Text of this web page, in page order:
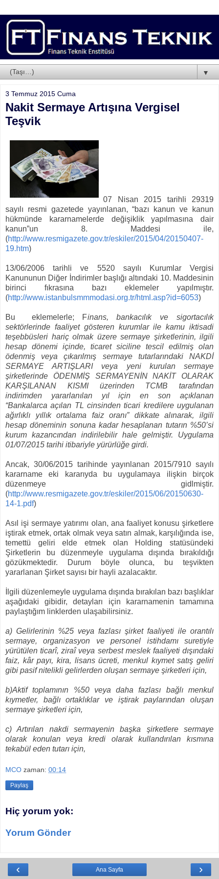
▼
3 Temmuz 2015 Cuma
Nakit Sermaye Artışına Vergisel
Teşvik
07 Nisan 2015 tarihli 29319
sayılı resmi gazetede yayınlanan, “bazı kanun ve kanun
hükmünde kararnamelerde değişiklik yapılmasına dair
kanun”un 8. Maddesi ile,
(http://www.resmigazete.gov.tr/eskiler/2015/04/20150407-
19.htm)
13/06/2006 tarihli ve 5520 sayılı Kurumlar Vergisi
Kanununun Diğer İndirimler başlığı altındaki 10. Maddesinin
birinci fıkrasına bazı eklemeler yapılmıştır.
(http://www.istanbulsmmmodasi.org.tr/html.asp?id=6053)
Bu eklemelerle; Finans, bankacılık ve sigortacılık
sektörlerinde faaliyet gösteren kurumlar ile kamu iktisadi
teşebbüsleri hariç olmak üzere sermaye şirketlerinin, ilgili
hesap dönemi içinde, ticaret siciline tescil edilmiş olan
ödenmiş veya çıkarılmış sermaye tutarlarındaki NAKDİ
SERMAYE ARTIŞLARI veya yeni kurulan sermaye
şirketlerinde ÖDENMİŞ SERMAYENİN NAKİT OLARAK
KARŞILANAN KISMI üzerinden TCMB tarafından
indirimden yararlanılan yıl için en son açıklanan
“Bankalarca açılan TL cinsinden ticari kredilere uygulanan
ağırlıklı yıllık ortalama faiz oranı” dikkate alınarak, ilgili
hesap döneminin sonuna kadar hesaplanan tutarın %50’si
kurum kazancından indirilebilir hale gelmiştir. Uygulama
01/07/2015 tarihi itibariyle yürürlüğe girdi.
Ancak, 30/06/2015 tarihinde yayınlanan 2015/7910 sayılı
kararname eki kararıyda bu uygulamaya ilişkin birçok
düzenmeye gidlmiştir.
(http://www.resmigazete.gov.tr/eskiler/2015/06/20150630-
14-1.pdf)
Asıl işi sermaye yatırımı olan, ana faaliyet konusu şirketlere
iştirak etmek, ortak olmak veya satın almak, karşılığında ise,
temettü geliri elde etmek olan Holding statüsündeki
Şirketlerin bu düzenmeyle uygulama dışında bırakıldığı
gözükmektedir. Durum böyle olunca, bu teşvikten
yararlanan Şirket sayısı bir hayli azalacaktır.
İlgili düzenlemeyle uygulama dışında bırakılan bazı başlıklar
aşağıdaki gibidir, detayları için kararnamenin tamamına
paylaştığım linklerden ulaşabilirsiniz.
a) Gelirlerinin %25 veya fazlası şirket faaliyeti ile orantılı
sermaye, organizasyon ve personel istihdamı suretiyle
yürütülen ticarî, ziraî veya serbest meslek faaliyeti dışındaki
faiz, kâr payı, kira, lisans ücreti, menkul kıymet satış geliri
gibi pasif nitelikli gelirlerden oluşan sermaye şirketleri için,
b)Aktif toplamının %50 veya daha fazlası bağlı menkul
kıymetler, bağlı ortaklıklar ve iştirak paylarından oluşan
sermaye şirketleri için,
c) Artırılan nakdi sermayenin başka şirketlere sermaye
olarak konulan veya kredi olarak kullandırılan kısmına
tekabül eden tutarı için,
MCO zaman: 00:14
Paylaş
Hiç yorum yok:
Yorum Gönder
‹ ›
Ana Sayfa